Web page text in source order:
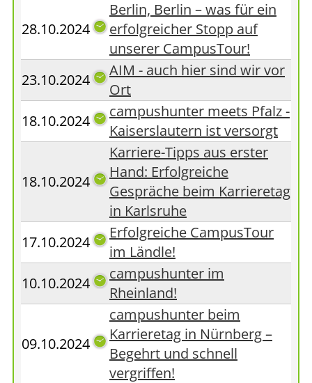
28.10.2024
Berlin, Berlin – was für ein
erfolgreicher Stopp auf
unserer CampusTour!
23.10.2024
AIM - auch hier sind wir vor
Ort
18.10.2024
campushunter meets Pfalz -
Kaiserslautern ist versorgt
18.10.2024
Karriere-Tipps aus erster
Hand: Erfolgreiche
Gespräche beim Karrieretag
in Karlsruhe
17.10.2024
Erfolgreiche CampusTour
im Ländle!
10.10.2024
campushunter im
Rheinland!
09.10.2024
campushunter beim
Karrieretag in Nürnberg –
Begehrt und schnell
vergriffen!